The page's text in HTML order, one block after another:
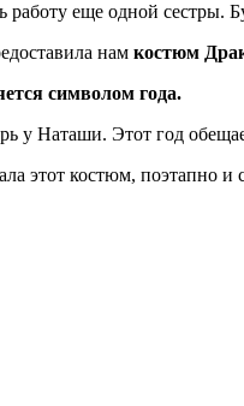
еще одной сестры.
нам костюм
символом года.
у Наташи. Этот год
этот костюм, поэтапно